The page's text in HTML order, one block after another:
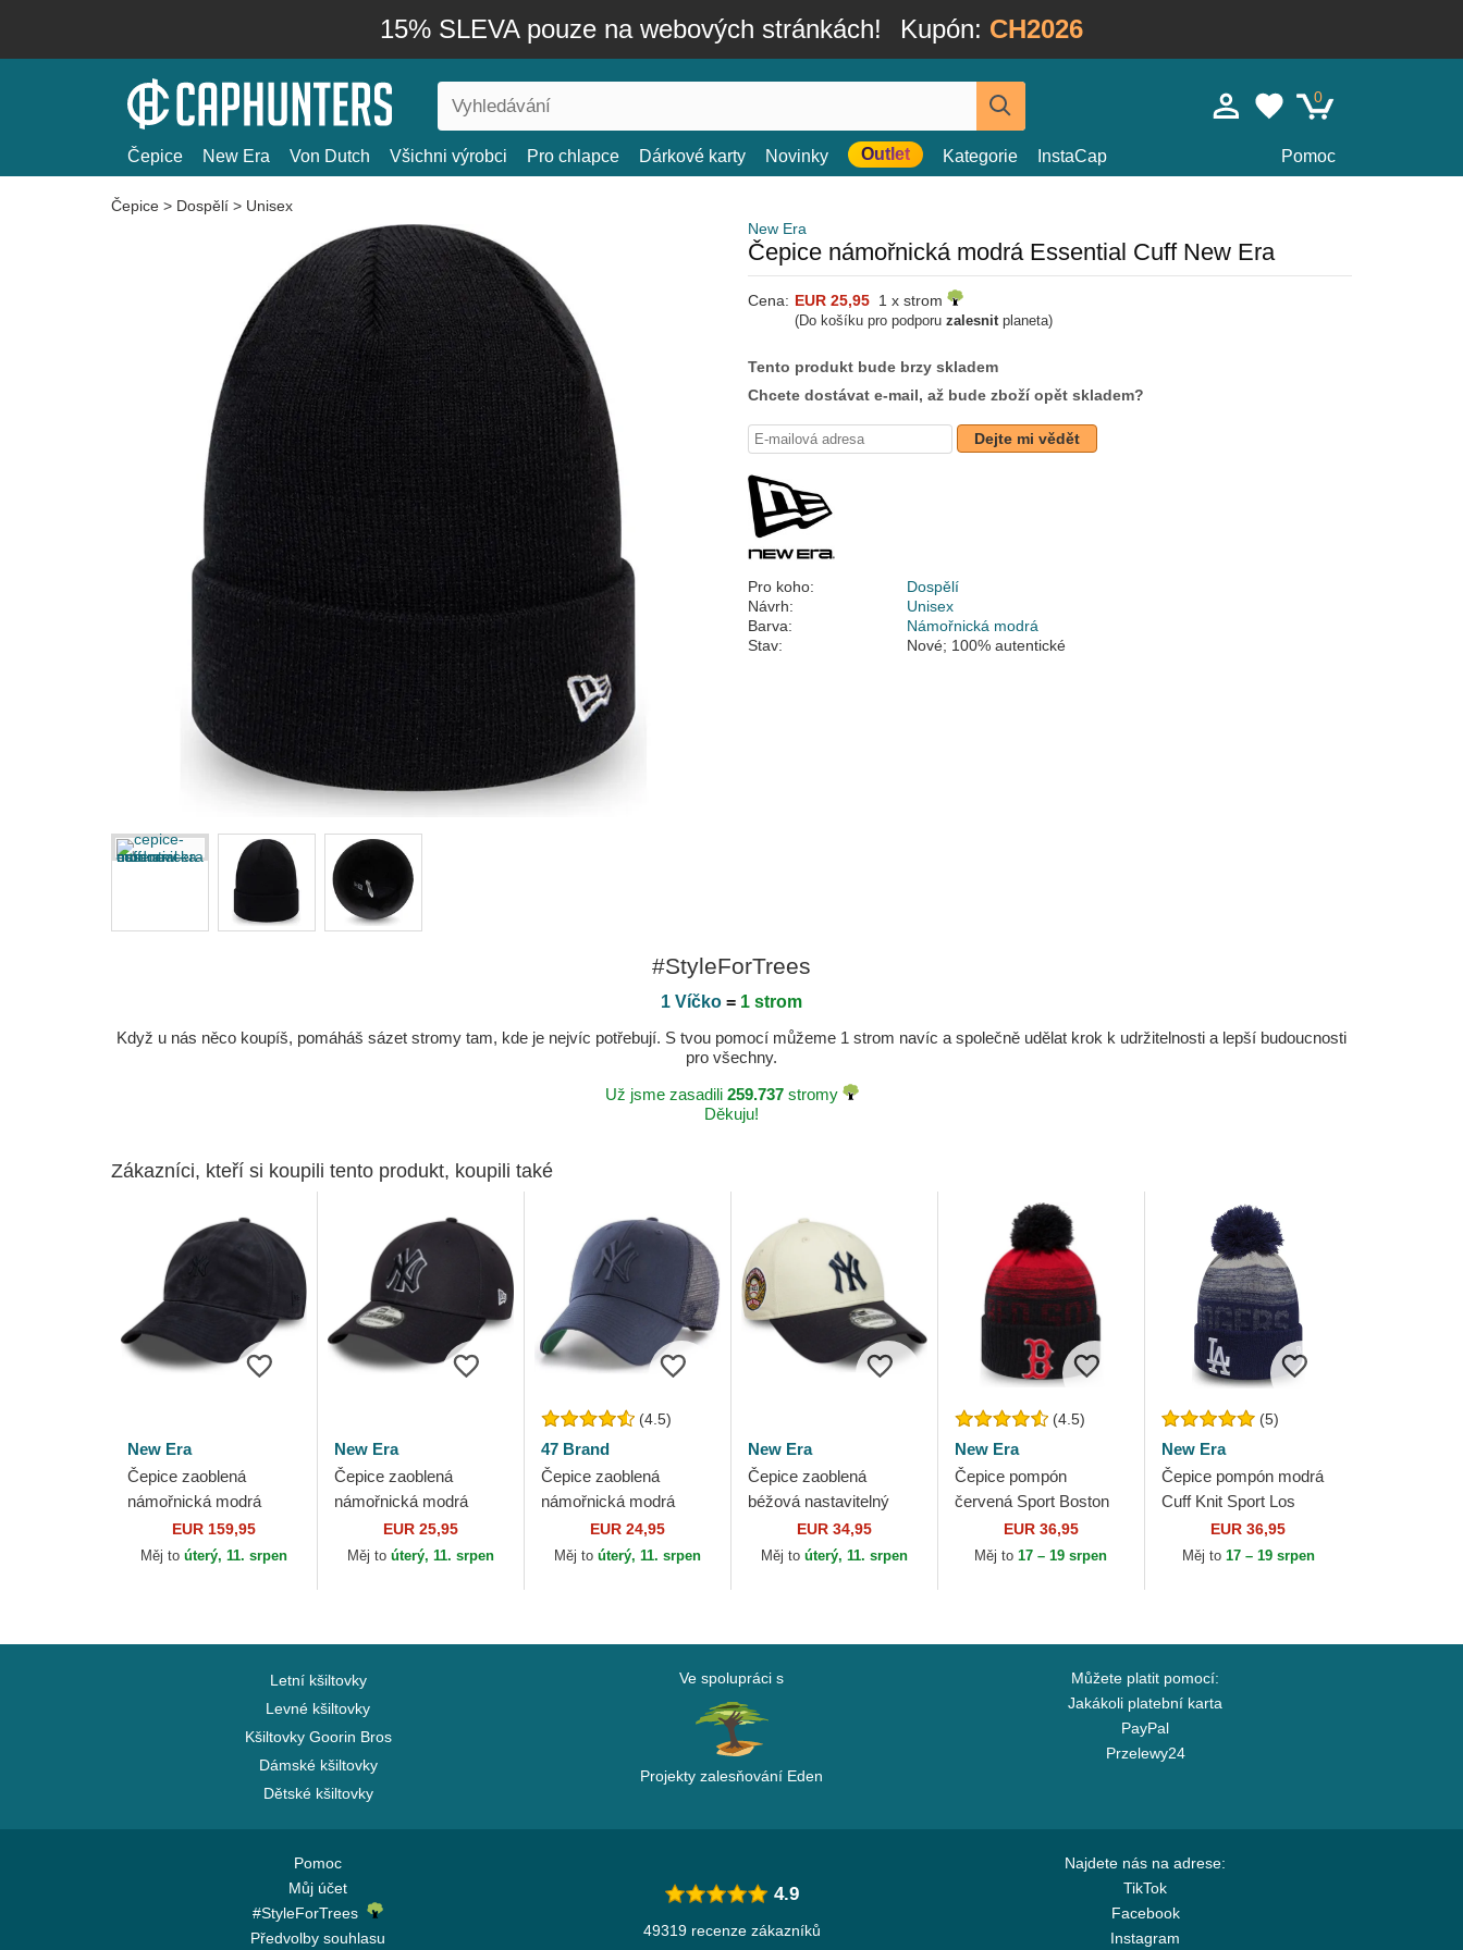
15% SLEVA pouze na webových stránkách! Kupón: CH2026
0
Čepice New Era Von Dutch Všichni výrobci Pro chlapce Dárkové karty Novinky Outlet Kategorie InstaCap Pomoc
Čepice > Dospělí > Unisex
New Era
Čepice námořnická modrá Essential Cuff New Era
Cena: EUR 25,95 1 x strom
(Do košíku pro podporu zalesnitplaneta)
Tento produkt bude brzy skladem
Chcete dostávat e-mail, až bude zboží opět skladem?
Dejte mi vědět
Pro koho:
Dospělí
Návrh:
Unisex
Barva:
Námořnická modrá
Stav:
Nové; 100% autentické
#StyleForTrees
1 Víčko = 1 strom
Když u nás něco koupíš, pomáháš sázet stromy tam, kde je nejvíc potřebují. S tvou pomocí můžeme 1 strom navíc a společně udělat krok k udržitelnosti a lepší budoucnosti
pro všechny.
Už jsme zasadili 259.737stromy
Děkuju!
Zákazníci, kteří si koupili tento produkt, koupili také
New Era
Čepice zaoblená
námořnická modrá
nastavitelný 9TWENTY
Suede New York
EUR 159,95
Měj to úterý, 11. srpen
New Era
Čepice zaoblená
námořnická modrá
nastavitelný 9FORTY
Outline New York
EUR 25,95
Měj to úterý, 11. srpen
(4.5)
47 Brand
Čepice zaoblená
námořnická modrá
snapback New York
Yankees MLB 47 Brand
EUR 24,95
Měj to úterý, 11. srpen
New Era
Čepice zaoblená
béžová nastavitelný
9FORTY World Series
New York Yankees
EUR 34,95
Měj to úterý, 11. srpen
(4.5)
New Era
Čepice pompón
červená Sport Boston
Red Sox MLB New Era
EUR 36,95
Měj to17 – 19 srpen
(5)
New Era
Čepice pompón modrá
Cuff Knit Sport Los
Angeles Dodgers MLB
New Era
EUR 36,95
Měj to 17 – 19 srpen
Letní kšiltovky
Levné kšiltovky
Kšiltovky Goorin Bros
Dámské kšiltovky
Dětské kšiltovky
Ve spolupráci s
Projekty zalesňování Eden
Můžete platit pomocí:
Jakákoli platební karta
PayPal
Przelewy24
Pomoc
Můj účet
#StyleForTrees
Předvolby souhlasu
Najdete nás na adrese:
TikTok
Facebook
Instagram
4.9
49319 recenze zákazníků